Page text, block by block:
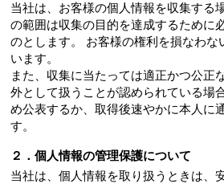
当社は、お客様の個人情報を収集する
の範囲は収集の目的を達成するために
のとします。 お客様の権利を損なわな
います。
また、収集に当たっては適正かつ公正
外として扱うことが認められている場
め公表するか、取得後速やかに本人に
す。
２．個人情報の管理保護について
当社は、個人情報を取り扱うときは、